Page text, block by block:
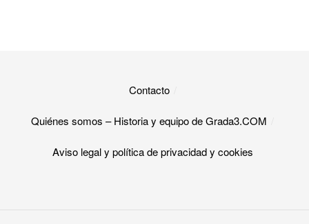
Contacto
Quiénes somos – Historia y equipo de Grada3.COM
Aviso legal y política de privacidad y cookies​